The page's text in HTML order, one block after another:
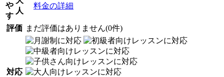
や
す
人
料金の詳細
評価 まだ評価はありません(0件)
対応